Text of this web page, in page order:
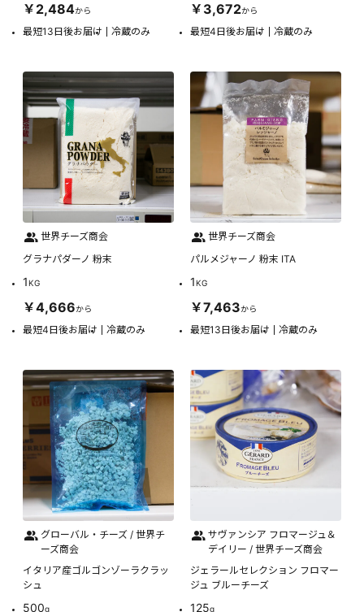
￥2,484から
最短13日後お届け 冷蔵のみ
￥3,672から
最短4日後お届け 冷蔵のみ
世界チーズ商会
グラナパダーノ 粉末
1KG
￥4,666から
最短4日後お届け 冷蔵のみ
世界チーズ商会
パルメジャーノ 粉末 ITA
1KG
￥7,463から
最短13日後お届け 冷蔵のみ
グローバル・チーズ / 世界チ
ーズ商会
イタリア産ゴルゴンゾーラクラッ
シュ
500g
サヴァンシア フロマージュ＆
デイリー / 世界チーズ商会
ジェラールセレクション フロマー
ジュ ブルーチーズ
125g